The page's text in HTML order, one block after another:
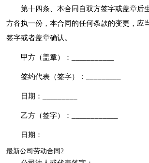
第十四条、本合同自双方签字或盖章后
方各执一份，本合同的任何条款的变更，应
签字或者盖章确认。
甲方（盖章）：___________
签约代表（签字）：_________
日期：_________
乙方（签字）：____________
日期：_________
最新公司劳动合同2